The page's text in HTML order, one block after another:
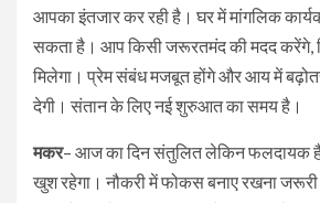
आपका इंतजार कर रही है। घर में मांगलिक
सकता है। आप किसी जरूरतमंद की मदद
मिलेगा। प्रेम संबंध मजबूत होंगे और आय में
देगी। संतान के लिए नई शुरुआत का समय है।
मकर– आज का दिन संतुलित लेकिन फलदायक
खुश रहेगा। नौकरी में फोकस बनाए रखना जरूरी